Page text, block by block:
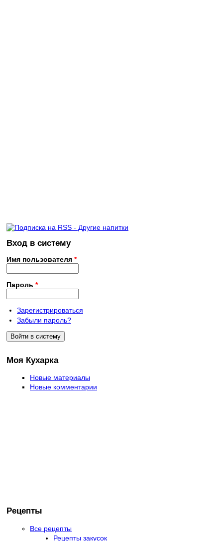
Вход в систему
Имя пользователя *
Пароль *
Зарегистрироваться
Забыли пароль?
Моя Кухарка
Новые материалы
Новые комментарии
Рецепты
Все рецепты
Рецепты закусок